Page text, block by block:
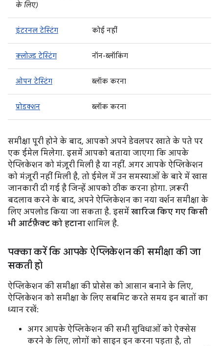
के लिए)
इंटरनल टेस्टिंग कोई नहीं
क्लोज़्ड टेस्टिंग नॉन-ब्लॉकिंग
ओपन टेस्टिंग ब्लॉक करना
प्रोडक्शन ब्लॉक करना
समीक्षा पूरी होने के बाद, आपको अपने डेवलपर खाते के पते पर
एक ईमेल मिलेगा. इसमें आपको बताया जाएगा कि आपके
ऐप्लिकेशन को मंज़ूरी मिली है या नहीं. अगर आपके ऐप्लिकेशन
को मंज़ूरी नहीं मिली है, तो ईमेल में उन समस्याओं के बारे में खास
जानकारी दी गई है जिन्हें आपको ठीक करना होगा. ज़रूरी
बदलाव करने के बाद, अपने ऐप्लिकेशन का नया वर्शन समीक्षा के
लिए अपलोड किया जा सकता है. इसमें खारिज किए गए किसी
भी आर्टफ़ैक्ट को हटाना शामिल है.
पक्का करें कि आपके ऐप्लिकेशन की समीक्षा की जा
सकती हो
ऐप्लिकेशन की समीक्षा की प्रोसेस को आसान बनाने के लिए,
ऐप्लिकेशन को समीक्षा के लिए सबमिट करते समय इन बातों का
ध्यान रखें:
अगर आपके ऐप्लिकेशन की सभी सुविधाओं को ऐक्सेस
करने के लिए, लोगों को साइन इन करना पड़ता है, तो